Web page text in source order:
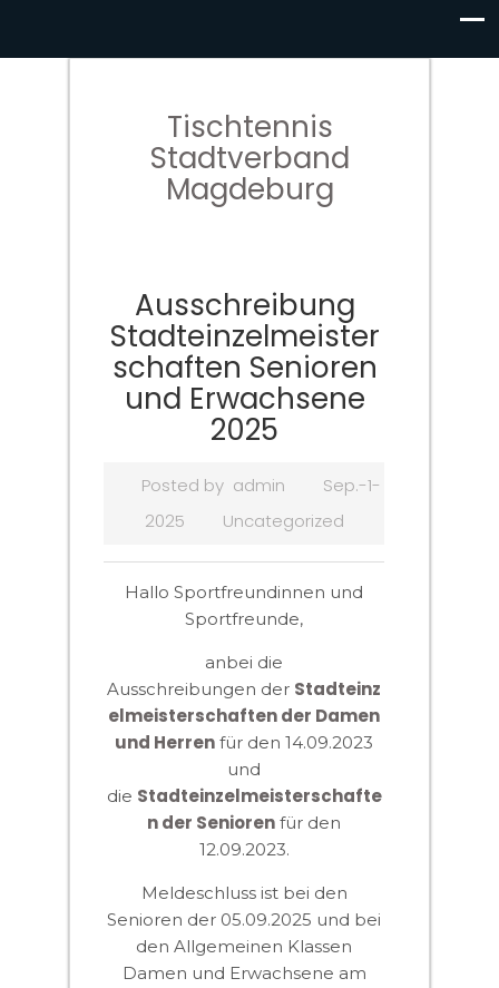
Tischtennis
Stadtverband
Magdeburg
Ausschreibung
Stadteinzelmeister
schaften Senioren
und Erwachsene
2025
Posted by admin
Sep.-1-
2025
Uncategorized
Hallo Sportfreundinnen und
Sportfreunde,
anbei die
Ausschreibungen der Stadteinz
elmeisterschaften der Damen
und Herren für den 14.09.2023
und
die Stadteinzelmeisterschafte
n der Senioren für den
12.09.2023.
Meldeschluss ist bei den
Senioren der 05.09.2025 und bei
den Allgemeinen Klassen
Damen und Erwachsene am